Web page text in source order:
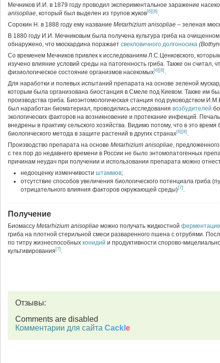
Мечников И.И. в 1879 году проводил экспериментальное заражение
anisopliae, который был выделен из трупов жуков[6] [8] .
Сорокин Н. в 1888 году ему название Меtarhizium anisopliae – зеленая
В 1880 году И.И. Мечниковым была получена культура гриба на
обнаружено, что мюскардина поражает свекловичного долгоносика
Со временем Мечников привлек к исследованиям Л.С.Ценковского,
изучено влияние условий среды на патогенность гриба. Также он считал,
физиологическое состояние организмов насекомых[6] [8] .
Для наработки и полевых испытаний препарата на основе зеленой
которым была организована биостанция в Смеле под Киевом. Также им
производства гриба. Биоэнтомологическая станция под руководством
был наработан биоматериал, проводились исследования возбудителей
экологических факторов на возникновение и протекание инфекций.
внедрены в практику сельского хозяйства. Видимо потому, что в это
биологического метода в защите растений в других странах[6] [8] .
Производство препарата на основе Metarhizium anisopliae,
с тех пор до недавнего времени в России не было энтомопатогенных
причинам неудач при получении и использовании препарата можно
недооценку изменчивости штаммов;
отсутствие способов увеличения биологического потенциала гриба
отрицательного влияния факторов окружающей среды)[7] .
Получение
Биомассу Metarhizium anisopliae можно получать жидкостной
гриба на плотной стерильной смеси разваренного пшена с отрубями.
по титру жизнеспособных конидий и продуктивности спорово-
культивирования [7] .
Отзывы:
Comments are disabled
Комментарии для сайта Cackl e